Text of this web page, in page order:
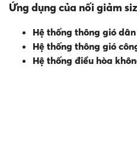
Ứng dụng của nối giảm
Hệ thống thông gió
Hệ thống thông gió
Hệ thống điều hòa